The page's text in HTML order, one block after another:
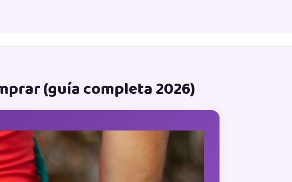
(guía completa 2026)